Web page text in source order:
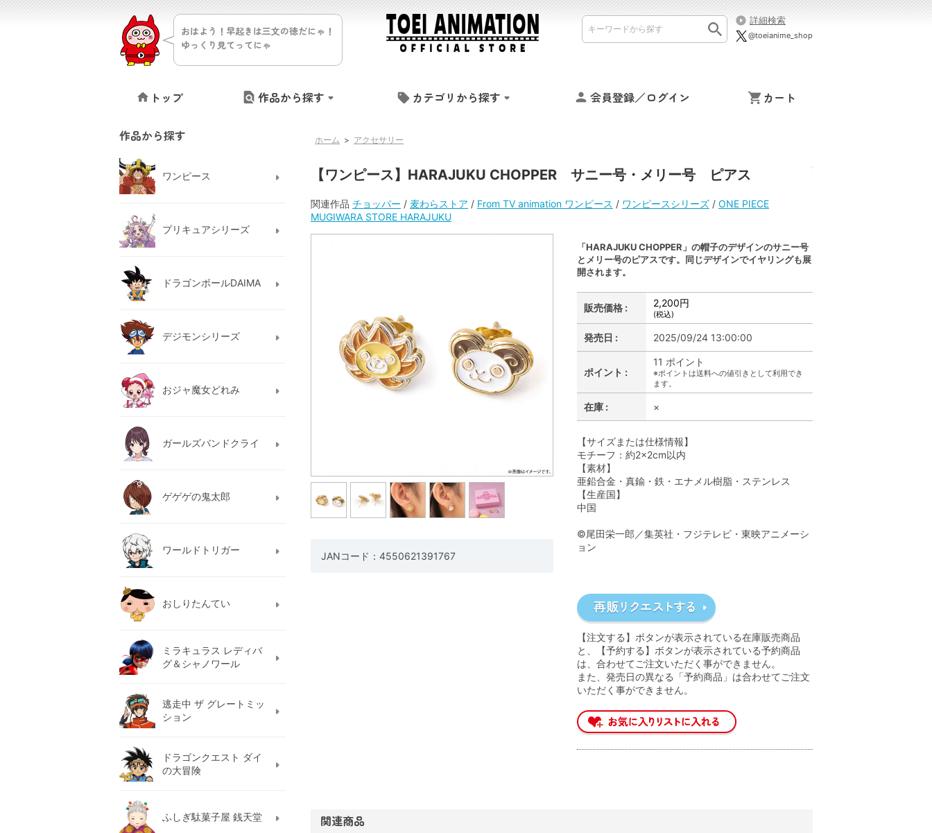
おはよう！早起きは三文の徳だにゃ！
ゆっくり見てってにゃ
詳細検索
@toeianime_shop
トップ 作品から探す カテゴリから探す 会員登録／ログイン カート
ホーム > アクセサリー
【ワンピース】HARAJUKU CHOPPER サニー号・メリー号 ピアス
関連作品 チョッパー / 麦わらストア / From TV animation ワンピース / ワンピースシリーズ / ONE PIECE
MUGIWARA STORE HARAJUKU
JANコード：4550621391767
「HARAJUKU CHOPPER」の帽子のデザインのサニー号
とメリー号のピアスです。同じデザインでイヤリングも展
開されます。
販売価格 : 2,200円
(税込)
発売日 : 2025/09/24 13:00:00
ポイント :
11 ポイント
※ポイントは送料への値引きとして利用でき
ます。
在庫 : ×
【サイズまたは仕様情報】
モチーフ：約2×2cm以内
【素材】
亜鉛合金・真鍮・鉄・エナメル樹脂・ステンレス
【生産国】
中国
©尾田栄一郎／集英社・フジテレビ・東映アニメーシ
ョン
【注文する】ボタンが表示されている在庫販売商品
と、【予約する】ボタンが表示されている予約商品
は、合わせてご注文いただく事ができません。
また、発売日の異なる「予約商品」は合わせてご注文
いただく事ができません。
関連商品
作品から探す
ワンピース
プリキュアシリーズ
ドラゴンボールDAIMA
デジモンシリーズ
おジャ魔女どれみ
ガールズバンドクライ
ゲゲゲの鬼太郎
ワールドトリガー
おしりたんてい
ミラキュラス レディバ
グ＆シャノワール
逃走中 ザ グレートミッ
ション
ドラゴンクエスト ダイ
の大冒険
ふしぎ駄菓子屋 銭天堂